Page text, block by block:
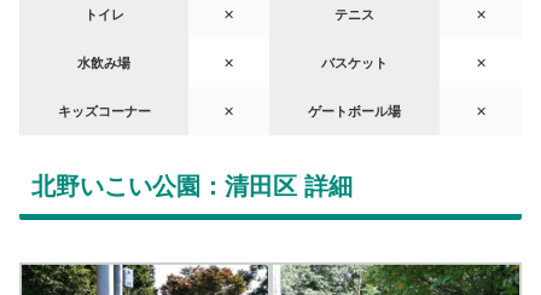
トイレ ✕ テニス ✕
水飲み場 ✕ バスケット ✕
キッズコーナー ✕ ゲートボール場 ✕
北野いこい公園：清田区 詳細